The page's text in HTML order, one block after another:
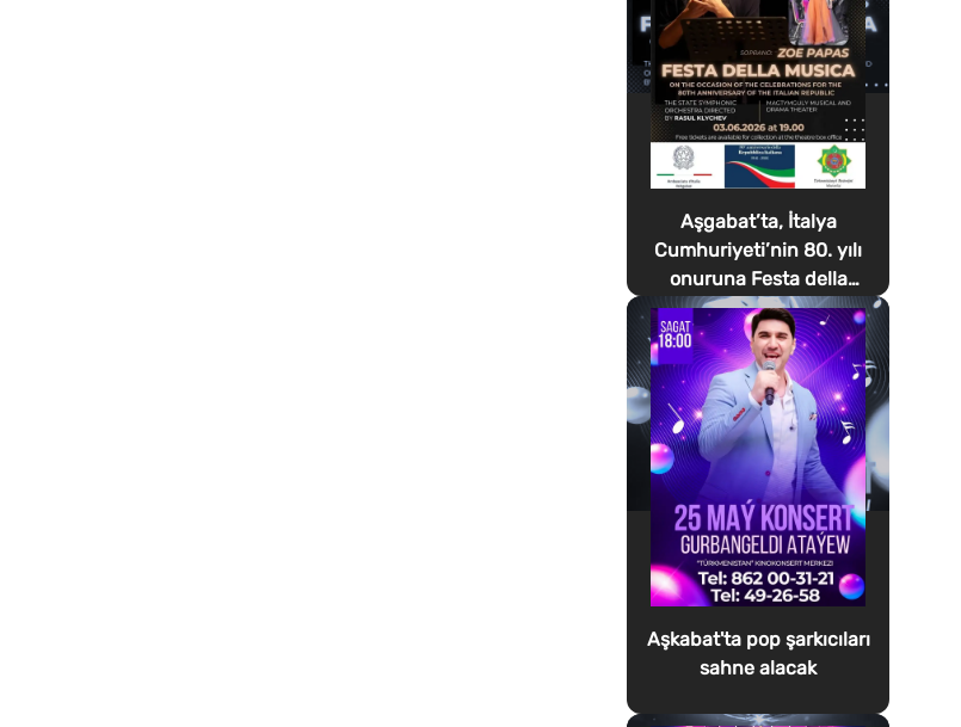
Aşgabat’ta, İtalya
Cumhuriyeti’nin 80. yılı
onuruna Festa della
Musica düzenlenecek
Aşkabat'ta pop şarkıcıları
sahne alacak